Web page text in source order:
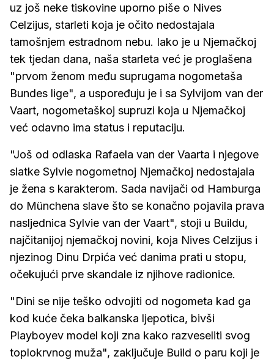
uz još neke tiskovine uporno piše o Nives
Celzijus, starleti koja je očito nedostajala
tamošnjem estradnom nebu. Iako je u Njemačkoj
tek tjedan dana, naša starleta već je proglašena
"prvom ženom među suprugama nogometaša
Bundes lige", a uspoređuju je i sa Sylvijom van der
Vaart, nogometaškoj supruzi koja u Njemačkoj
već odavno ima status i reputaciju.
"Još od odlaska Rafaela van der Vaarta i njegove
slatke Sylvie nogometnoj Njemačkoj nedostajala
je žena s karakterom. Sada navijači od Hamburga
do Münchena slave što se konačno pojavila prava
nasljednica Sylvie van der Vaart", stoji u Buildu,
najčitanijoj njemačkoj novini, koja Nives Celzijus i
njezinog Dinu Drpića već danima prati u stopu,
očekujući prve skandale iz njihove radionice.
"Dini se nije teško odvojiti od nogometa kad ga
kod kuće čeka balkanska ljepotica, bivši
Playboyev model koji zna kako razveseliti svog
toplokrvnog muža", zaključuje Build o paru koji je